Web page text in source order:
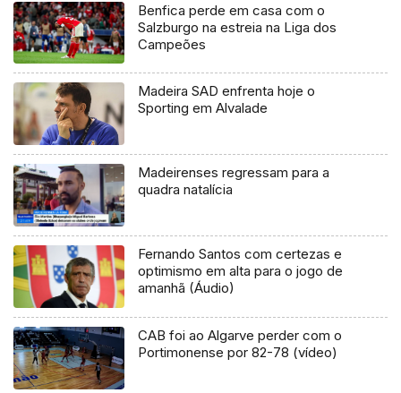
Benfica perde em casa com o
Salzburgo na estreia na Liga dos
Campeões
Madeira SAD enfrenta hoje o
Sporting em Alvalade
Madeirenses regressam para a
quadra natalícia
Fernando Santos com certezas e
optimismo em alta para o jogo de
amanhã (Áudio)
CAB foi ao Algarve perder com o
Portimonense por 82-78 (vídeo)